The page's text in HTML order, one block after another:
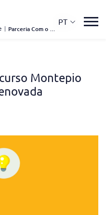
PT
| Parceria Com o Concurso Montepio Acredita Portugal Renovada
Montepio